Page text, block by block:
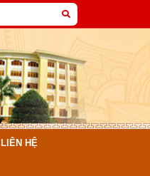
LIÊN HỆ